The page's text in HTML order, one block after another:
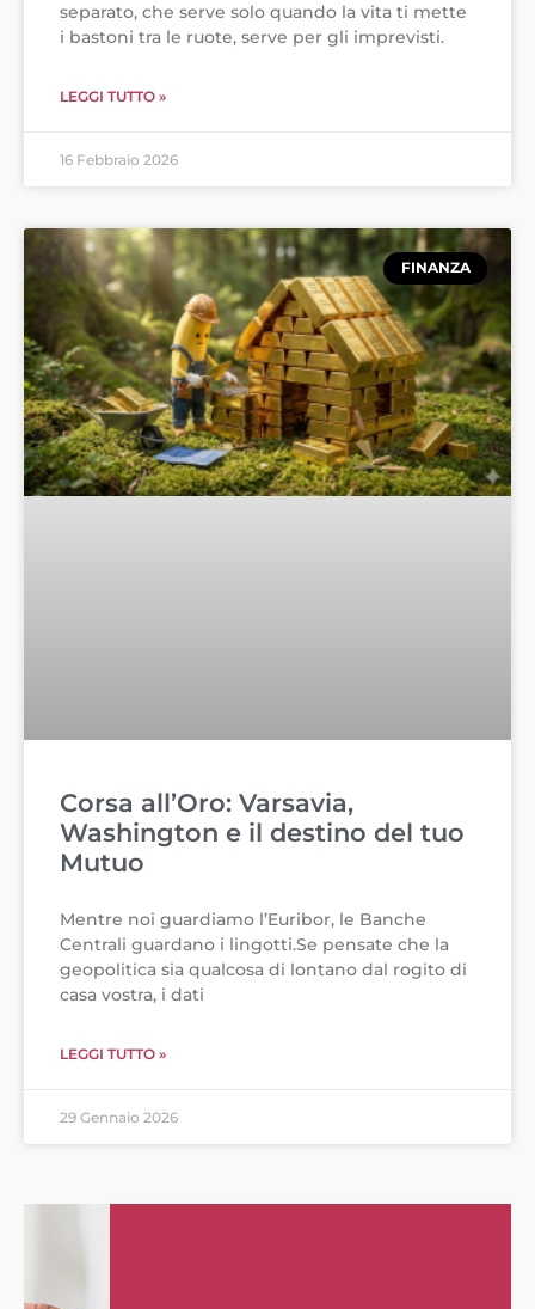
separato, che serve solo quando la vita ti mette
i bastoni tra le ruote, serve per gli imprevisti.
LEGGI TUTTO »
16 Febbraio 2026
FINANZA
Corsa all’Oro: Varsavia,
Washington e il destino del tuo
Mutuo
Mentre noi guardiamo l’Euribor, le Banche
Centrali guardano i lingotti.Se pensate che la
geopolitica sia qualcosa di lontano dal rogito di
casa vostra, i dati
LEGGI TUTTO »
29 Gennaio 2026